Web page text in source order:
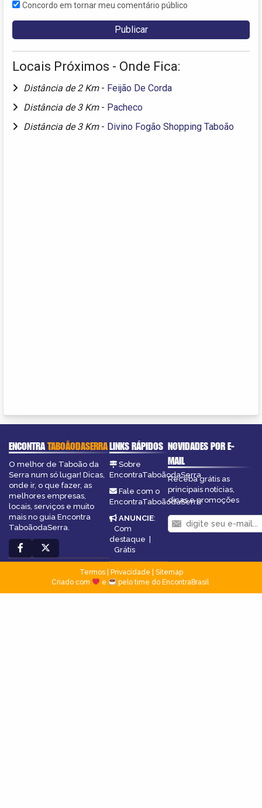
Concordo em tornar meu comentário público
Locais Próximos - Onde Fica:
Distância de 2 Km - Feijão De Corda
Distância de 3 Km - Pacheco
Distância de 3 Km - Divino Fogão Shopping Taboão
ENCONTRATABOÃODASERRA
O melhor de Taboão da
Serra num só lugar! Dicas,
onde ir, o que fazer, as
melhores empresas,
locais, serviços e muito
mais no guia Encontra
TaboãodaSerra.
LINKS RÁPIDOS
Sobre
EncontraTaboãodaSerra
Fale com o
EncontraTaboãodaSerra
ANUNCIE:
Com
destaque
Grátis
NOVIDADES POR E-
MAIL
Receba grátis as
principais notícias,
dicas e promoções
Termos| Privacidade
Sitemap
Criado com
e pelo time do EncontraBrasil